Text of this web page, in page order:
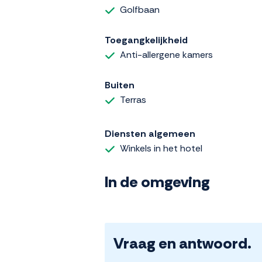
Golfbaan
Toegangkelijkheid
Anti-allergene kamers
Buiten
Terras
Diensten algemeen
Winkels in het hotel
In de omgeving
Vraag en antwoord.